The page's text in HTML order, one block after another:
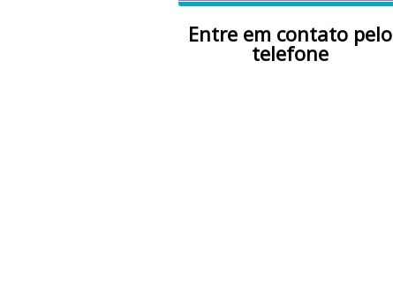
Entre em contato pelo
telefone